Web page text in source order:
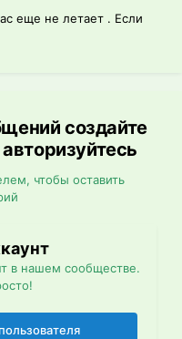
еще не летает . Если
создайте
чтобы оставить
в нашем сообществе.